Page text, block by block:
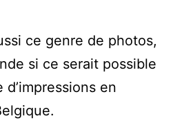
ce genre de photos,
si ce serait possible
en